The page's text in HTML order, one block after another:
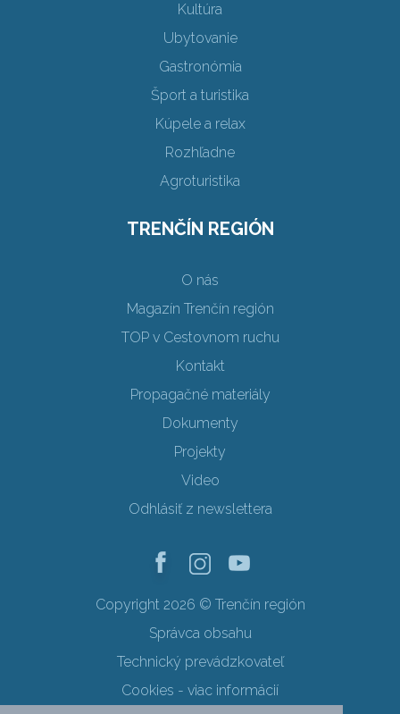
Kultúra
Ubytovanie
Gastronómia
Šport a turistika
Kúpele a relax
Rozhľadne
Agroturistika
TRENČÍN REGIÓN
O nás
Magazín Trenčín región
TOP v Cestovnom ruchu
Kontakt
Propagačné materiály
Dokumenty
Projekty
Video
Odhlásiť z newslettera
Copyright 2026 © Trenčín región
Správca obsahu
Technický prevádzkovateľ
Cookies - viac informácií